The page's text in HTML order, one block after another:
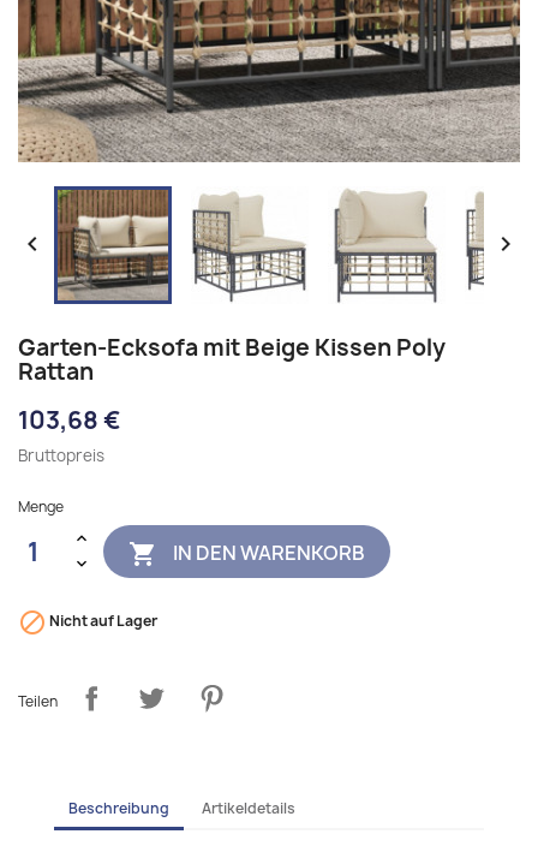
 
Garten-Ecksofa mit Beige Kissen Poly
Rattan
103,68 €
Bruttopreis
Menge
 IN DEN WARENKORB
 Nicht auf Lager
Teilen
Beschreibung Artikeldetails